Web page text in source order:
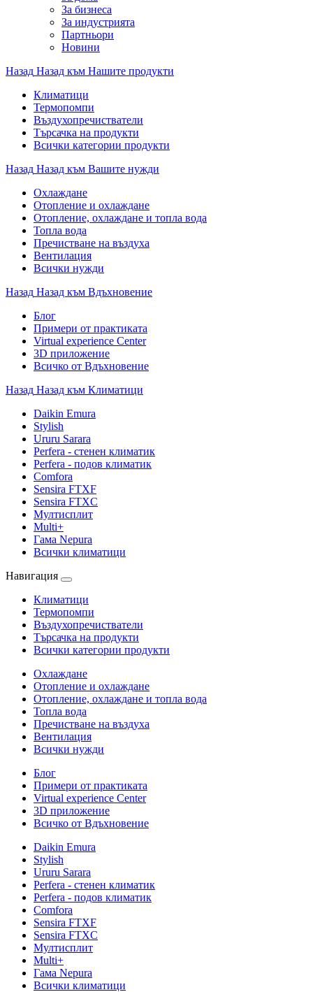
За бизнеса
За индустрията
Партньори
Новини
Назад Назад към Нашите продукти
Климатици
Термопомпи
Въздухопречистватели
Търсачка на продукти
Всички категории продукти
Назад Назад към Вашите нужди
Охлаждане
Отопление и охлаждане
Отопление, охлаждане и топла вода
Топла вода
Пречистване на въздуха
Вентилация
Всички нужди
Назад Назад към Вдъхновение
Блог
Примери от практиката
Virtual experience Center
3D приложение
Всичко от Вдъхновение
Назад Назад към Климатици
Daikin Emura
Stylish
Ururu Sarara
Perfera - стенен климатик
Perfera - подов климатик
Comfora
Sensira FTXF
Sensira FTXC
Мултисплит
Multi+
Гама Nepura
Всички климатици
Навигация
Климатици
Термопомпи
Въздухопречистватели
Търсачка на продукти
Всички категории продукти
Охлаждане
Отопление и охлаждане
Отопление, охлаждане и топла вода
Топла вода
Пречистване на въздуха
Вентилация
Всички нужди
Блог
Примери от практиката
Virtual experience Center
3D приложение
Всичко от Вдъхновение
Daikin Emura
Stylish
Ururu Sarara
Perfera - стенен климатик
Perfera - подов климатик
Comfora
Sensira FTXF
Sensira FTXC
Мултисплит
Multi+
Гама Nepura
Всички климатици